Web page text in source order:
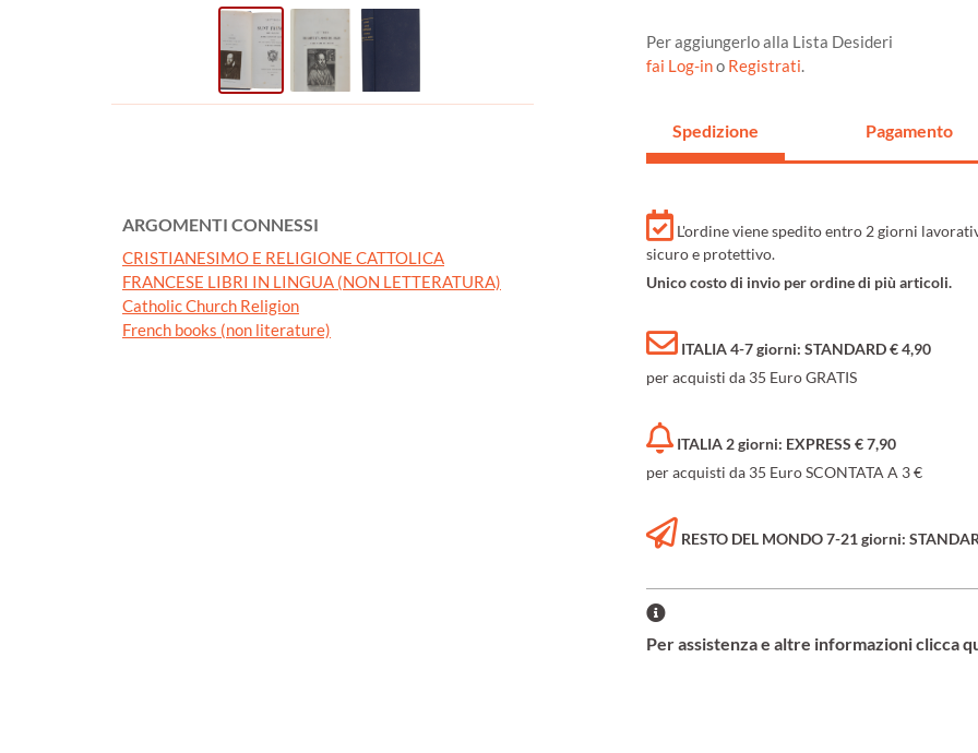
ARGOMENTI CONNESSI
CRISTIANESIMO E RELIGIONE CATTOLICA
FRANCESE LIBRI IN LINGUA (NON LETTERATURA)
Catholic Church Religion
French books (non literature)
Per aggiungerlo alla Lista Desideri
fai Log-ino Registrati.
Spedizione Pagamento
L'ordine viene spedito entro 2 giorni
sicuro e protettivo.
Unico costo di invio per ordine di più articoli.
ITALIA 4-7 giorni: STANDARD € 4,90
per acquisti da 35 Euro GRATIS
ITALIA 2 giorni: EXPRESS € 7,90
per acquisti da 35 Euro SCONTATA A 3 €
RESTO DEL MONDO 7-21 giorni:
Per assistenza e altre informazioni clicca